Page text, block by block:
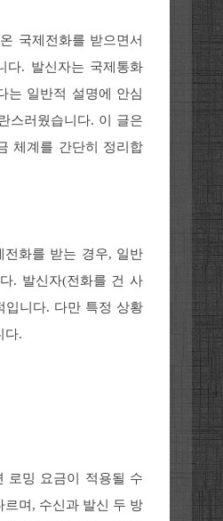
국제전화를 받으면서
다. 발신자는 국제통화
는 일반적 설명에 안심
스러웠습니다. 이 글은
체계를 간단히 정리합
화를 받는 경우, 일반
. 발신자(전화를 건 사
입니다. 다만 특정 상황
다.
로밍 요금이 적용될 수
며, 수신과 발신 두 방